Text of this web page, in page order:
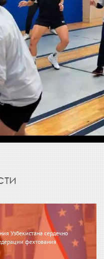
Узбекистана сердечно
фехтования